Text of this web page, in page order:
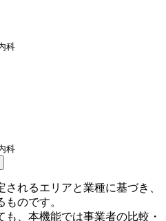
科
科
れるエリアと業種に基づき、
のです。
、本機能では事業者の比較・